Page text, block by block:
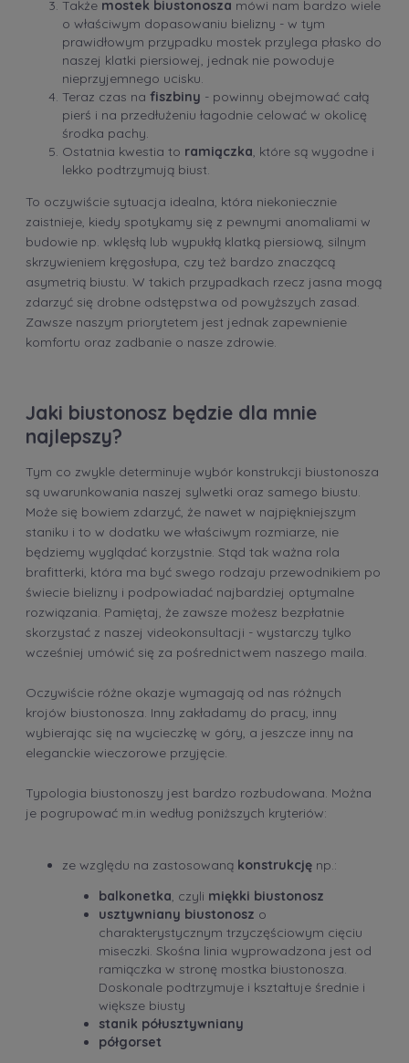
Także mostek biustonosza mówi nam bardzo wiele
o właściwym dopasowaniu bielizny - w tym
prawidłowym przypadku mostek przylega płasko do
naszej klatki piersiowej, jednak nie powoduje
nieprzyjemnego ucisku.
Teraz czas na fiszbiny - powinny obejmować całą
pierś i na przedłużeniu łagodnie celować w okolicę
środka pachy.
Ostatnia kwestia to ramiączka, które są wygodne i
lekko podtrzymują biust.
To oczywiście sytuacja idealna, która niekoniecznie
zaistnieje, kiedy spotykamy się z pewnymi anomaliami w
budowie np. wklęsłą lub wypukłą klatką piersiową, silnym
skrzywieniem kręgosłupa, czy też bardzo znaczącą
asymetrią biustu. W takich przypadkach rzecz jasna mogą
zdarzyć się drobne odstępstwa od powyższych zasad.
Zawsze naszym priorytetem jest jednak zapewnienie
komfortu oraz zadbanie o nasze zdrowie.
Jaki biustonosz będzie dla mnie
najlepszy?
Tym co zwykle determinuje wybór konstrukcji biustonosza
są uwarunkowania naszej sylwetki oraz samego biustu.
Może się bowiem zdarzyć, że nawet w najpiękniejszym
staniku i to w dodatku we właściwym rozmiarze, nie
będziemy wyglądać korzystnie. Stąd tak ważna rola
brafitterki, która ma być swego rodzaju przewodnikiem po
świecie bielizny i podpowiadać najbardziej optymalne
rozwiązania. Pamiętaj, że zawsze możesz bezpłatnie
skorzystać z naszej videokonsultacji - wystarczy tylko
wcześniej umówić się za pośrednictwem naszego maila.
Oczywiście różne okazje wymagają od nas różnych
krojów biustonosza. Inny zakładamy do pracy, inny
wybierając się na wycieczkę w góry, a jeszcze inny na
eleganckie wieczorowe przyjęcie.
Typologia biustonoszy jest bardzo rozbudowana. Można
je pogrupować m.in według poniższych kryteriów:
ze względu na zastosowaną konstrukcję np.:
balkonetka, czyli miękki biustonosz
usztywniany biustonosz o
charakterystycznym trzyczęściowym cięciu
miseczki. Skośna linia wyprowadzona jest od
ramiączka w stronę mostka biustonosza.
Doskonale podtrzymuje i kształtuje średnie i
większe biusty
stanik półusztywniany
półgorset